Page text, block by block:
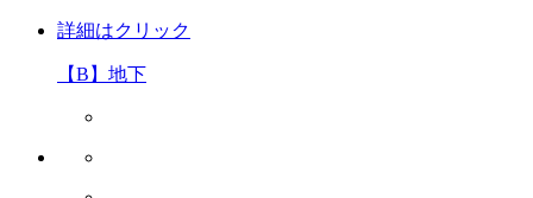
詳細はクリック
【B】地下